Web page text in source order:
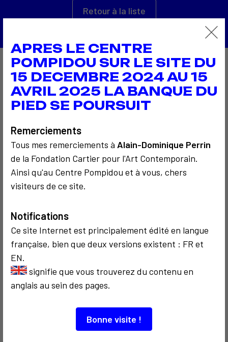
APRES LE CENTRE
POMPIDOU SUR LE SITE DU
15 DECEMBRE 2024 AU 15
AVRIL 2025 LA BANQUE DU
PIED SE POURSUIT
Remerciements
Tous mes remerciements à Alain-Dominique Perrin
de la Fondation Cartier pour l'Art Contemporain.
Ainsi qu'au Centre Pompidou et à vous, chers
visiteurs de ce site.
Notifications
Ce site Internet est principalement édité en langue
française, bien que deux versions existent : FR et
EN.
signifie que vous trouverez du contenu en
anglais au sein des pages.
Bonne visite !
Retour à la liste
À découvrir aussi…
COMMUNICATION
2009
SOCIOLOGIQUE COMMUNICATION
Cameron 2
POLITIQUE